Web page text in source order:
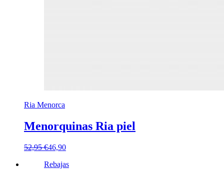
Ria Menorca
Menorquinas Ria piel
52,95 €46,90
Rebajas